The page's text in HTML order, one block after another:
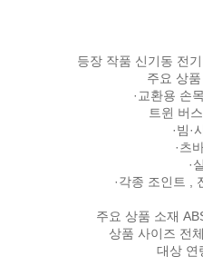
등장 작품 신기동 전기
주요 상
·교환용 손목
트윈 버
·빔·
·츠
·
·각종 조인트 ,
주요 상품 소재
상품 사이즈 전
대상 연